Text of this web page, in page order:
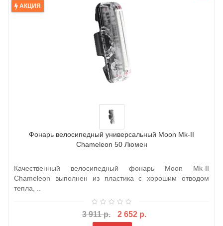
АКЦИЯ
Фонарь велосипедный универсальный Moon Mk-II
Chameleon 50 Люмен
Качественный велосипедный фонарь Moon Mk-II
Chameleon выполнен из пластика с хорошим отводом
тепла, ..
3 911 р. 2 652 р.